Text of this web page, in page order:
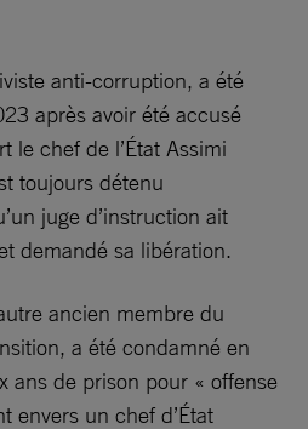
anti-corruption, a été
après avoir été accusé
le chef de l’État Assimi
toujours détenu
juge d’instruction ait
demandé sa libération.
ancien membre du
a été condamné en
ans de prison pour « offense
envers un chef d’État